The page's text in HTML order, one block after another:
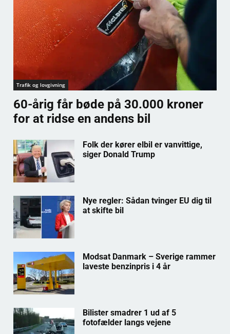
Trafik og lovgivning
60-årig får bøde på 30.000 kroner
for at ridse en andens bil
Folk der kører elbil er vanvittige,
siger Donald Trump
Nye regler: Sådan tvinger EU dig til
at skifte bil
Modsat Danmark – Sverige rammer
laveste benzinpris i 4 år
Bilister smadrer 1 ud af 5
fotofælder langs vejene